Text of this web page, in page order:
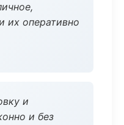
их оперативно
и
и без